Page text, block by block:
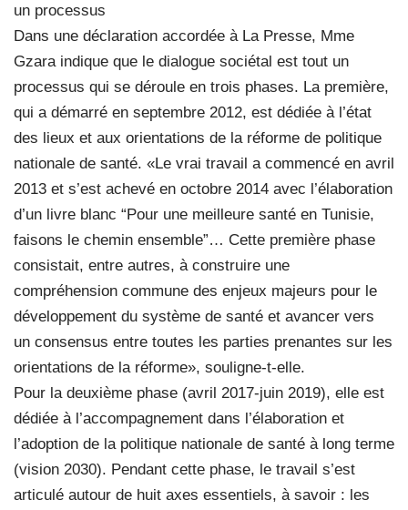
un processus
Dans une déclaration accordée à La Presse, Mme
Gzara indique que le dialogue sociétal est tout un
processus qui se déroule en trois phases. La première,
qui a démarré en septembre 2012, est dédiée à l’état
des lieux et aux orientations de la réforme de politique
nationale de santé. «Le vrai travail a commencé en avril
2013 et s’est achevé en octobre 2014 avec l’élaboration
d’un livre blanc “Pour une meilleure santé en Tunisie,
faisons le chemin ensemble”… Cette première phase
consistait, entre autres, à construire une
compréhension commune des enjeux majeurs pour le
développement du système de santé et avancer vers
un consensus entre toutes les parties prenantes sur les
orientations de la réforme», souligne-t-elle.
Pour la deuxième phase (avril 2017-juin 2019), elle est
dédiée à l’accompagnement dans l’élaboration et
l’adoption de la politique nationale de santé à long terme
(vision 2030). Pendant cette phase, le travail s’est
articulé autour de huit axes essentiels, à savoir : les